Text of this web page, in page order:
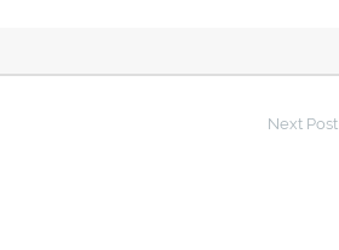
Next Post